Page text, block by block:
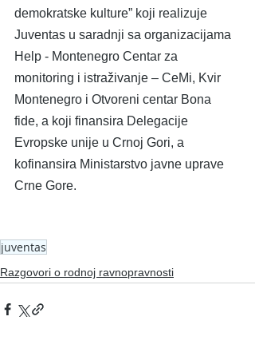
demokratske kulture” koji realizuje
Juventas u saradnji sa organizacijama
Help - Montenegro Centar za
monitoring i istraživanje – CeMi, Kvir
Montenegro i Otvoreni centar Bona
fide, a koji finansira Delegacije
Evropske unije u Crnoj Gori, a
kofinansira Ministarstvo javne uprave
Crne Gore.
juventas
Razgovori o rodnoj ravnopravnosti